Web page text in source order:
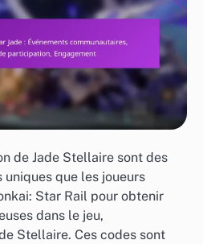
de Jade Stellaire sont des
que les joueurs
Star Rail pour obtenir
dans le jeu,
Stellaire. Ces codes sont